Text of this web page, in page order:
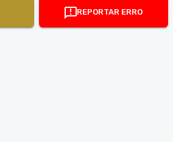
REPORTAR ERRO